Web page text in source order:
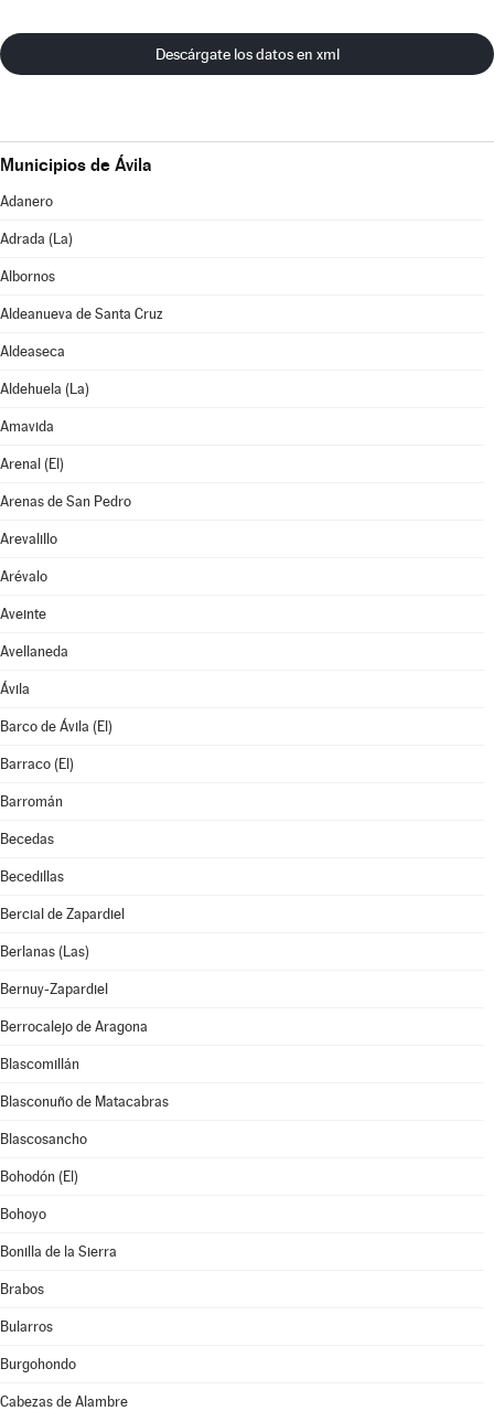
Descárgate los datos en xml
Municipios de Ávila
Adanero
Adrada (La)
Albornos
Aldeanueva de Santa Cruz
Aldeaseca
Aldehuela (La)
Amavida
Arenal (El)
Arenas de San Pedro
Arevalillo
Arévalo
Aveinte
Avellaneda
Ávila
Barco de Ávila (El)
Barraco (El)
Barromán
Becedas
Becedillas
Bercial de Zapardiel
Berlanas (Las)
Bernuy-Zapardiel
Berrocalejo de Aragona
Blascomillán
Blasconuño de Matacabras
Blascosancho
Bohodón (El)
Bohoyo
Bonilla de la Sierra
Brabos
Bularros
Burgohondo
Cabezas de Alambre